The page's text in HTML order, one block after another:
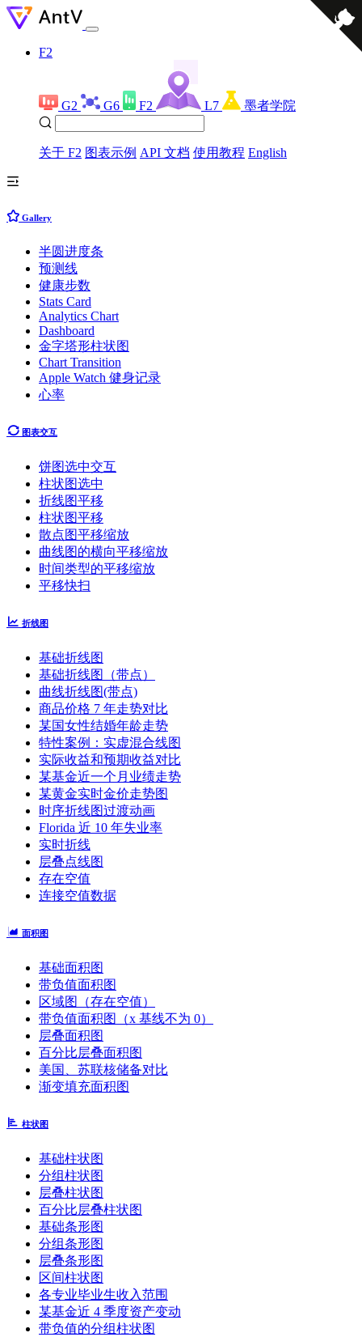
F2
G2 G6 F2 L7 墨者学院
关于 F2 图表示例 API 文档 使用教程 English
Gallery
半圆进度条
预测线
健康步数
Stats Card
Analytics Chart
Dashboard
金字塔形柱状图
Chart Transition
Apple Watch 健身记录
心率
图表交互
饼图选中交互
柱状图选中
折线图平移
柱状图平移
散点图平移缩放
曲线图的横向平移缩放
时间类型的平移缩放
平移快扫
折线图
基础折线图
基础折线图（带点）
曲线折线图(带点)
商品价格 7 年走势对比
某国女性结婚年龄走势
特性案例：实虚混合线图
实际收益和预期收益对比
某基金近一个月业绩走势
某黄金实时金价走势图
时序折线图过渡动画
Florida 近 10 年失业率
实时折线
层叠点线图
存在空值
连接空值数据
面积图
基础面积图
带负值面积图
区域图（存在空值）
带负值面积图（x 基线不为 0）
层叠面积图
百分比层叠面积图
美国、苏联核储备对比
渐变填充面积图
柱状图
基础柱状图
分组柱状图
层叠柱状图
百分比层叠柱状图
基础条形图
分组条形图
层叠条形图
区间柱状图
各专业毕业生收入范围
某基金近 4 季度资产变动
带负值的分组柱状图